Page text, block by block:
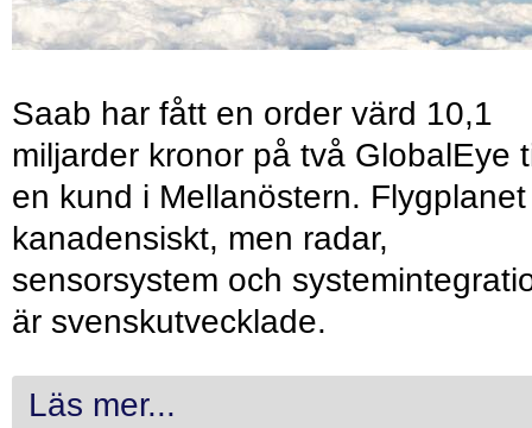
Saab har fått en order värd 10,1
miljarder kronor på två GlobalEye
en kund i Mellanöstern.
kanadensiskt, men radar,
sensorsystem och
är svenskutvecklade.
Läs mer...